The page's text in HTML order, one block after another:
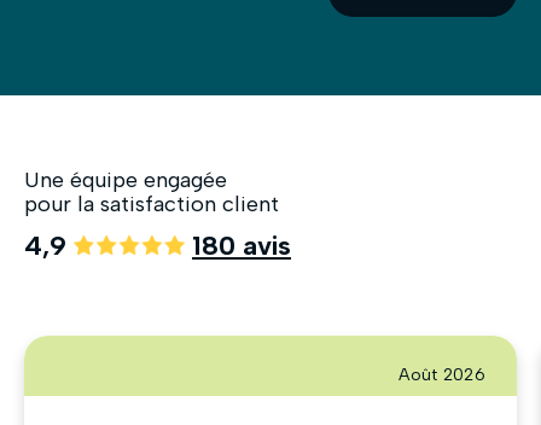
Une équipe engagée
pour la satisfaction client
4,9 180 avis
Août 2026